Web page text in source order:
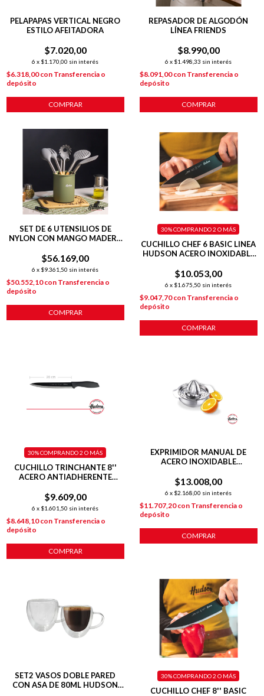
PELAPAPAS VERTICAL NEGRO
ESTILO AFEITADORA
$7.020,00
6 x $1.170,00 sin interés
$6.318,00con Transferencia o
depósito
COMPRAR
REPASADOR DE ALGODÓN
LÍNEA FRIENDS
$8.990,00
6 x $1.498,33 sin interés
$8.091,00con Transferencia o
depósito
SET DE 6 UTENSILIOS DE
NYLON CON MANGO MADERA
$56.169,00
6 x $9.361,50 sin interés
$50.552,10con Transferencia o
depósito
COMPRAR
CUCHILLO CHEF 6 BASIC LINEA
HUDSON ACERO INOXIDABLE
$10.053,00
6 x $1.675,50 sin interés
30%COMPRANDO 2 O MÁS
$9.047,70con Transferencia o
depósito
COMPRAR
CUCHILLO TRINCHANTE 8''
ACERO ANTIADHERENTE
$9.609,00
6 x $1.601,50 sin interés
30%COMPRANDO 2 O MÁS
$8.648,10con Transferencia o
depósito
COMPRAR
EXPRIMIDOR MANUAL DE
ACERO INOXIDABLE
$13.008,00
6 x $2.168,00 sin interés
$11.707,20con Transferencia o
depósito
COMPRAR
SET2 VASOS DOBLE PARED
CON ASA DE 80ML HUDSON
CUCHILLO CHEF 8'' BASIC
30%COMPRANDO 2 O MÁS